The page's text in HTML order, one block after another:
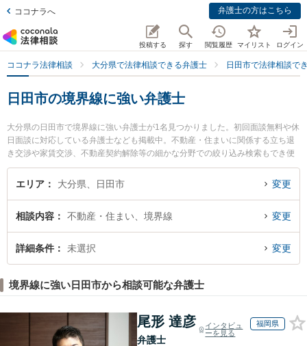
ココナラへ 弁護士の方はこちら
投稿する 探す 閲覧履歴 マイリスト ログイン
ココナラ法律相談 大分県で法律相談できる弁護士 日田市で法律相談で
日田市の境界線に強い弁護士
大分県の日田市で境界線に強い弁護士が1名見つかりました。初回面談無料や休
日面談に対応している弁護士なども掲載中。不動産・住まいに関係する立ち退
き交渉や家賃交渉、不動産契約解除等の細かな分野での絞り込み検索もでき便
利です。特に弁護士法人おおいた市民総合法律事務所 日田事務所の柿木 大弁護
士のプロフィール情報や弁護士費用、強みなどが注目されています。『日田市
無料で境界線を法律相談できる日田市内の弁護士に相談予約したい』などでお
困りの相談者さんにおすすめです。
エリア 大分県、日田市 変更
相談内容 不動産・住まい、境界線 変更
詳細条件 未選択 変更
境界線に強い日田市から相談可能な弁護士
尾形 達彦
弁護士
インタビュ
ーを見る
福岡県